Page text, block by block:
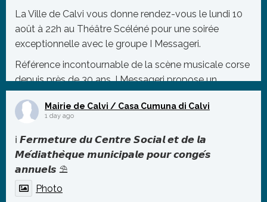
La Ville de Calvi vous donne rendez-vous le lundi 10
août à 22h au Théâtre Scéléné pour une soirée
exceptionnelle avec le groupe I Messageri.
Référence incontournable de la scène musicale corse
depuis près de 30 ans, I Messageri propose un
polyphonies puissant ...
Voir sur Facebook · Partager
Mairie de Calvi / Casa Cumuna di Calvi
1 day ago
ℹ️ 𝙁𝙚𝙧𝙢𝙚𝙩𝙪𝙧𝙚 𝙙𝙪 𝘾𝙚𝙣𝙩𝙧𝙚 𝙎𝙤𝙘𝙞𝙖𝙡 𝙚𝙩 𝙙𝙚 𝙡𝙖
𝙈𝙚́𝙙𝙞𝙖𝙩𝙝𝙚̀𝙦𝙪𝙚 𝙢𝙪𝙣𝙞𝙘𝙞𝙥𝙖𝙡𝙚 𝙥𝙤𝙪𝙧 𝙘𝙤𝙣𝙜𝙚́𝙨
𝙖𝙣𝙣𝙪𝙚𝙡𝙨 ⛱️
Photo